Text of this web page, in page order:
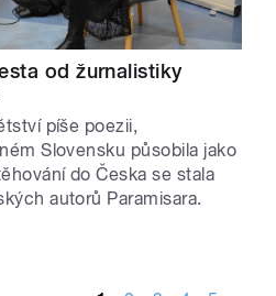
od žurnalistiky
píše poezii,
Slovensku působila jako
do Česka se stala
autorů Paramisara.